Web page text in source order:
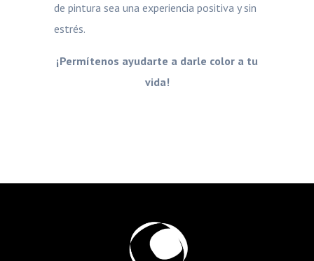
de pintura sea una experiencia positiva y sin
estrés.
¡Permítenos ayudarte a darle color a tu
vida!